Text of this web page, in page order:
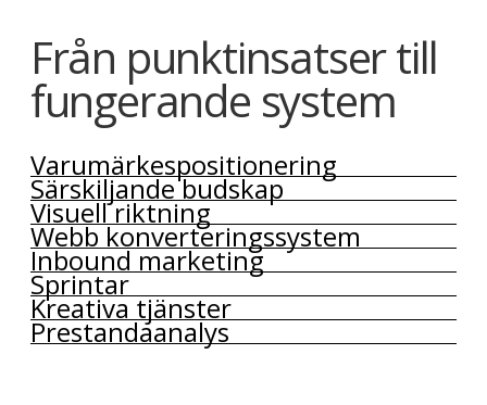
Från punktinsatser till
fungerande system
Varumärkespositionering
Särskiljande budskap
Visuell riktning
Webb konverteringssystem
Inbound marketing
Sprintar
Kreativa tjänster
Prestandaanalys